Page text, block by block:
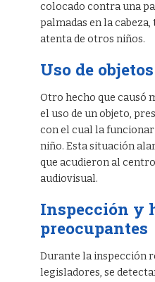
colocado contra una
palmadas en la
atenta de otros niños.
Uso de
Otro hecho que causó
el uso de un objeto,
con el cual la
niño. Esta situación
que acudieron al
audiovisual.
Inspección y
preocupantes
Durante la inspección
legisladores, se